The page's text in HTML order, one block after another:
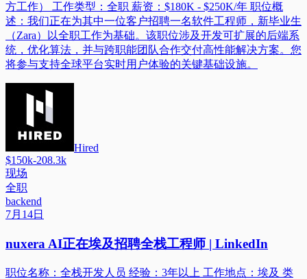
方工作） 工作类型：全职 薪资：$180K - $250K/年 职位概
述：我们正在为其中一位客户招聘一名软件工程师，新毕业生
（Zara）以全职工作为基础。该职位涉及开发可扩展的后端系
统，优化算法，并与跨职能团队合作交付高性能解决方案。您
将参与支持全球平台实时用户体验的关键基础设施。
Hired
$150k-208.3k
现场
全职
backend
7月14日
nuxera AI正在埃及招聘全栈工程师 | LinkedIn
职位名称：全栈开发人员 经验：3年以上 工作地点：埃及 类